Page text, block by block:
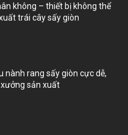
không – thiết bị không thể
trái cây sấy giòn
nành rang sấy giòn cực dễ,
sản xuất